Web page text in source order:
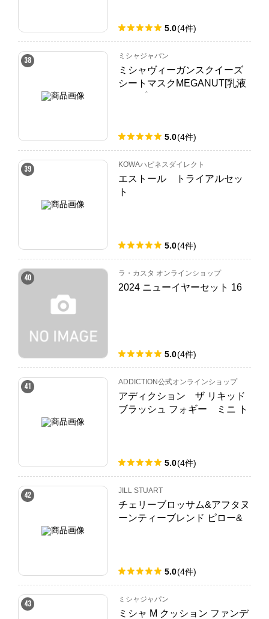
5.0(4件)
38 ミシャジャパン
ミシャヴィーガンスクイーズ
シートマスクMEGANUT[乳液
5.0(4件)
39 KOWAハピネスダイレクト
エストール トライアルセッ
ト
5.0(4件)
40 ラ・カスタ オンラインショップ
2024 ニューイヤーセット 16
5.0(4件)
41 ADDICTION公式オンラインショップ
アディクション ザ リキッド
ブラッシュ フォギー ミニ ト
5.0(4件)
42 JILL STUART
チェリーブロッサム&アフタヌ
ーンティーブレンド ピロー&
5.0(4件)
43 ミシャジャパン
ミシャ M クッション ファンデ